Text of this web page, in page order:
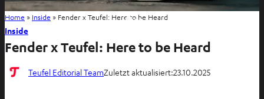
Shop
Home » Inside » Fender x Teufel: Here to be Heard
Inside
Fender x Teufel: Here to be Heard
Teufel Editorial TeamZuletzt aktualisiert:23.10.2025